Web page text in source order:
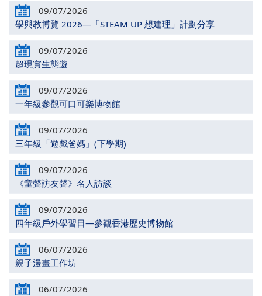
09/07/2026
學與教博覽 2026—「STEAM UP 想建理」計劃分享
09/07/2026
超現實生態遊
09/07/2026
一年級參觀可口可樂博物館
09/07/2026
三年級「遊戲爸媽」(下學期)
09/07/2026
《童聲訪友聲》名人訪談
09/07/2026
四年級戶外學習日—參觀香港歷史博物館
06/07/2026
親子漫畫工作坊
06/07/2026